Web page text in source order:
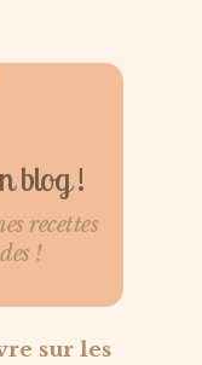
blog !
recettes
!
sur les